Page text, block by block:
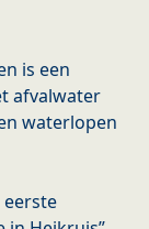
is een
afvalwater
waterlopen